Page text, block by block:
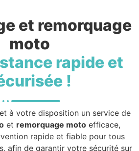
et remorquage
moto
rapide et
!
à votre disposition un service de
et remorquage motoefficace,
rapide et fiable pour tous
afin de garantir votre sécurité sur